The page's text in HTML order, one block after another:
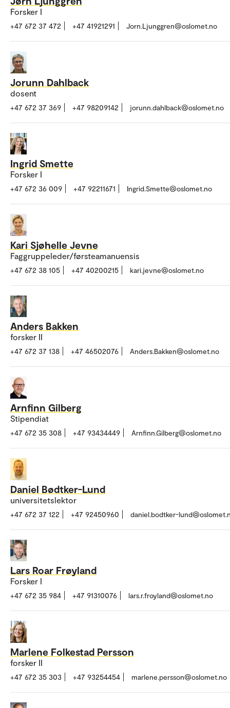
Forsker I
+47 672 37 472 +47 41921291 Jorn.Ljunggren@oslomet.no
Jorunn Dahlback
dosent
+47 672 37 369 +47 98209142 jorunn.dahlback@oslomet.no
Ingrid Smette
Forsker I
+47 672 36 009 +47 92211671 Ingrid.Smette@oslomet.no
Kari Sjøhelle Jevne
Faggruppeleder/førsteamanuensis
+47 672 38 105 +47 40200215 kari.jevne@oslomet.no
Anders Bakken
forsker II
+47 672 37 138 +47 46502076 Anders.Bakken@oslomet.no
Arnfinn Gilberg
Stipendiat
+47 672 35 308 +47 93434449 Arnfinn.Gilberg@oslomet.no
Daniel Bødtker-Lund
universitetslektor
+47 672 37 122 +47 92450960 daniel.bodtker-
Lars Roar Frøyland
Forsker I
+47 672 35 984 +47 91310076 lars.r.froyland@oslomet.no
Marlene Folkestad Persson
forsker II
+47 672 35 303 +47 93254454 marlene.persson@oslomet.no